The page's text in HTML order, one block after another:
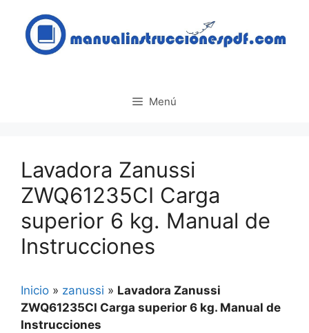
contenido
Menú
Lavadora Zanussi
ZWQ61235CI Carga
superior 6 kg. Manual de
Instrucciones
Inicio » zanussi » Lavadora Zanussi
ZWQ61235CI Carga superior 6 kg. Manual de
Instrucciones